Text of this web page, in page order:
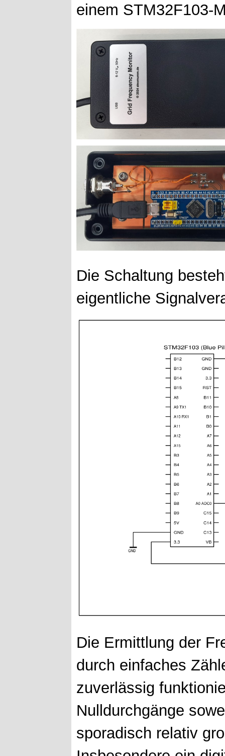
einem STM32F103-
Die Schaltung
eigentliche
Die Ermittlung der
durch einfaches
zuverlässig
Nulldurchgänge
sporadisch relativ